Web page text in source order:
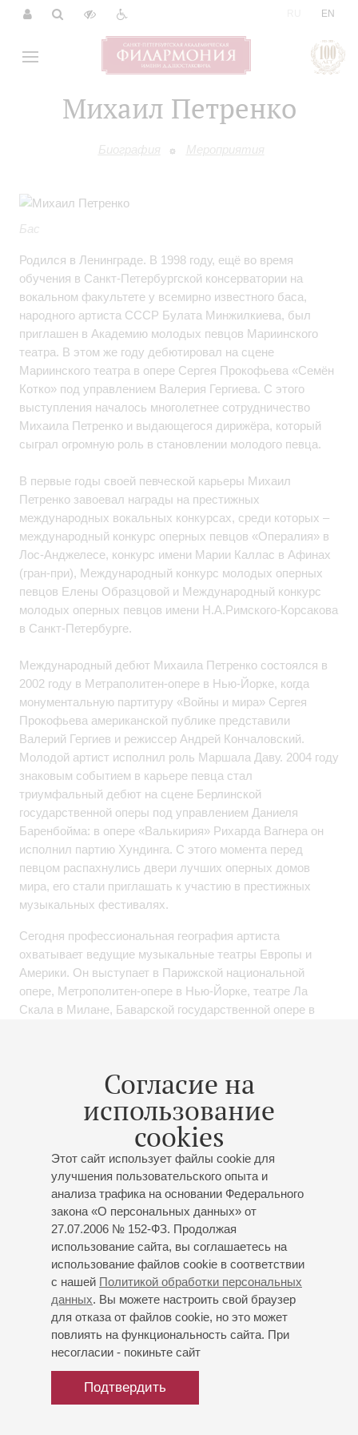
EN
Михаил Петренко
Биография Мероприятия
Согласие на
использование
cookies
Этот сайт использует файлы cookie для
улучшения пользовательского опыта и
анализа трафика на основании Федерального
закона «О персональных данных» от
27.07.2006 № 152-ФЗ. Продолжая
использование сайта, вы соглашаетесь на
использование файлов cookie в соответствии
с нашей Политикой обработки персональных
данных. Вы можете настроить свой браузер
для отказа от файлов cookie, но это может
повлиять на функциональность сайта. При
несогласии - покиньте сайт
Подтвердить
Бас
Родился в Ленинграде. В 1998 году, ещё во время
обучения в Санкт-Петербургской консерватории на
вокальном факультете у всемирно известного баса,
народного артиста СССР Булата Минжилкиева, был
приглашен в Академию молодых певцов Мариинского
театра. В этом же году дебютировал на сцене
Мариинского театра в опере Сергея Прокофьева «Семён
Котко» под управлением Валерия Гергиева. С этого
выступления началось многолетнее сотрудничество
Михаила Петренко и выдающегося дирижёра, который
сыграл огромную роль в становлении молодого певца.
В первые годы своей певческой карьеры Михаил
Петренко завоевал награды на престижных
международных вокальных конкурсах, среди которых –
международный конкурс оперных певцов «Опералия» в
Лос-Анджелесе, конкурс имени Марии Каллас в Афинах
(гран-при), Международный конкурс молодых оперных
певцов Елены Образцовой и Международный конкурс
молодых оперных певцов имени Н.А.Римского-Корсакова
в Санкт-Петербурге.
Международный дебют Михаила Петренко состоялся в
2002 году в Метраполитен-опере в Нью-Йорке, когда
монументальную партитуру «Войны и мира» Сергея
Прокофьева американской публике представили
Валерий Гергиев и режиссер Андрей Кончаловский.
Молодой артист исполнил роль Маршала Даву. 2004 году
знаковым событием в карьере певца стал
триумфальный дебют на сцене Берлинской
государственной оперы под управлением Даниеля
Баренбойма: в опере «Валькирия» Рихарда Вагнера он
исполнил партию Хундинга. С этого момента перед
певцом распахнулись двери лучших оперных домов
мира, его стали приглашать к участию в престижных
музыкальных фестивалях.
Сегодня профессиональная география артиста
охватывает ведущие музыкальные театры Европы и
Америки. Он выступает в Парижской национальной
опере, Метрополитен-опере в Нью-Йорке, театре Ла
Скала в Милане, Баварской государственной опере в
также на оперных фестивалях в Зальцбурге и Экс-ан-
Лондоне и в Вербье.
Обширный оперный и концертный репертуар певца
включает басовые партии сочинений русских и
зарубежных композиторов: Глинки, Чайковского,
Бородина, Мусоргского, Римского-Корсакова,
Прокофьева, Рахманинова, Шостаковича, Моцарта,
Бетховена, Верди, Гуно, Берлиоза, Вагнера, Рихарда
Штрауса, Бартока.
Михаил Петренко в разное время сотрудничал с такими
выдающимися дирижёрами, как Валерий Гергиев, сэр
Саймон Рэттл, Даниэль Баренбойм, Пьер Булез,
Кристоф Эшенбах, Зубин Мета, Лорин Маазель.
Самые престижные классические лейблы – Naxos, Opus
Arte, Mariinsky, Bel Air Classiques, Mezzo, Medicci –